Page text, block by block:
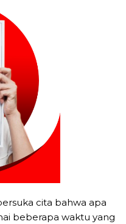
cita bahwa apa
beberapa waktu yang